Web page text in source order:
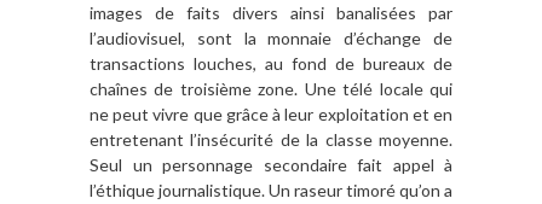
images de faits divers ainsi banalisées par
l’audiovisuel, sont la monnaie d’échange de
transactions louches, au fond de bureaux de
chaînes de troisième zone. Une télé locale qui
ne peut vivre que grâce à leur exploitation et en
entretenant l’insécurité de la classe moyenne.
Seul un personnage secondaire fait appel à
l’éthique journalistique. Un raseur timoré qu’on a